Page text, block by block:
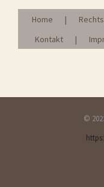
Home
Kontakt
©